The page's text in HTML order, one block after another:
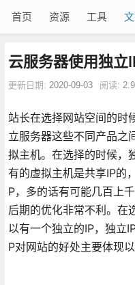
首页 资源 工具
云服务器使用独立
更新日期: 2020-09-03 阅读:
站长在选择网站空间的时
立服务器这些不同产品之
拟主机。在选择的时候，
有的虚拟主机是共享IP的
P，多的话有可能几百上
后期的优化非常不利。在
以有一个独立的IP，独立
P对网站的好处主要体现以